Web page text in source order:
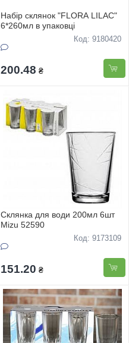
Набiр склянок "FLORA LILAC"
6*260мл в упаковцi
Код: 9180420
200.48 ₴
Склянка для води 200мл 6шт
Mizu 52590
Код: 9173109
151.20 ₴